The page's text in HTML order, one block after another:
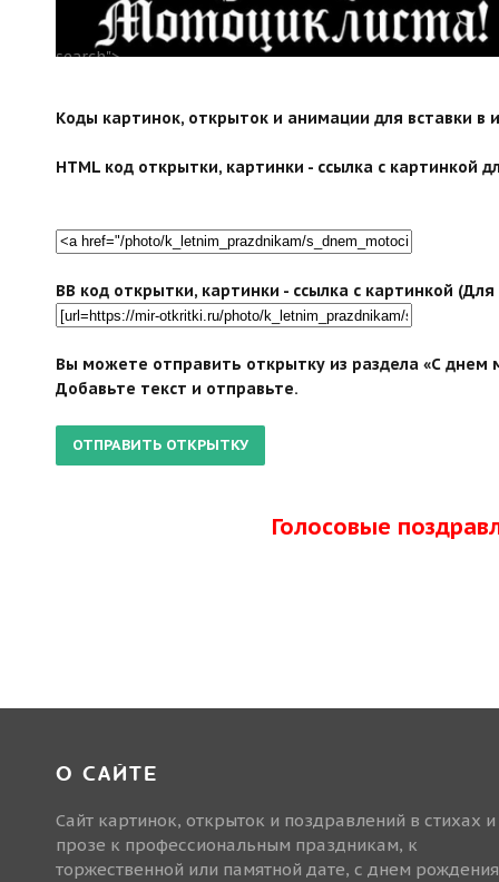
search">
Коды картинок, открыток и анимации для вставки в
HTML код открытки, картинки - ссылка с картинкой
BB код открытки, картинки - ссылка с картинкой
Вы можете отправить открытку из раздела «С днем
Добавьте текст и отправьте.
Голосовые
О САЙТЕ
Сайт картинок, открыток и поздравлений в стихах и
прозе к профессиональным праздникам, к
торжественной или памятной дате, с днем